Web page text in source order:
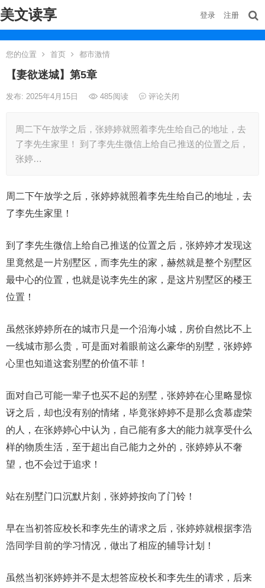
美文读享 登录 注册
您的位置 首页 都市激情
【妻欲迷城】第5章
发布: 2025年4月15日 485阅读 评论关闭
周二下午放学之后，张婷婷就照着李先生给自己的地址，去
了李先生家里！ 到了李先生微信上给自己推送的位置之后，
张婷…
周二下午放学之后，张婷婷就照着李先生给自己的地址，去
了李先生家里！
到了李先生微信上给自己推送的位置之后，张婷婷才发现这
里竟然是一片别墅区，而李先生的家，赫然就是整个别墅区
最中心的位置，也就是说李先生的家，是这片别墅区的楼王
位置！
虽然张婷婷所在的城市只是一个沿海小城，房价自然比不上
一线城市那么贵，可是面对着眼前这么豪华的别墅，张婷婷
心里也知道这套别墅的价值不菲！
面对自己可能一辈子也买不起的别墅，张婷婷在心里略显惊
讶之后，却也没有别的情绪，毕竟张婷婷不是那么贪慕虚荣
的人，在张婷婷心中认为，自己能有多大的能力就享受什么
样的物质生活，至于超出自己能力之外的，张婷婷从不奢
望，也不会过于追求！
站在别墅门口沉默片刻，张婷婷按向了门铃！
早在当初答应校长和李先生的请求之后，张婷婷就根据李浩
浩同学目前的学习情况，做出了相应的辅导计划！
虽然当初张婷婷并不是太想答应校长和李先生的请求，后来